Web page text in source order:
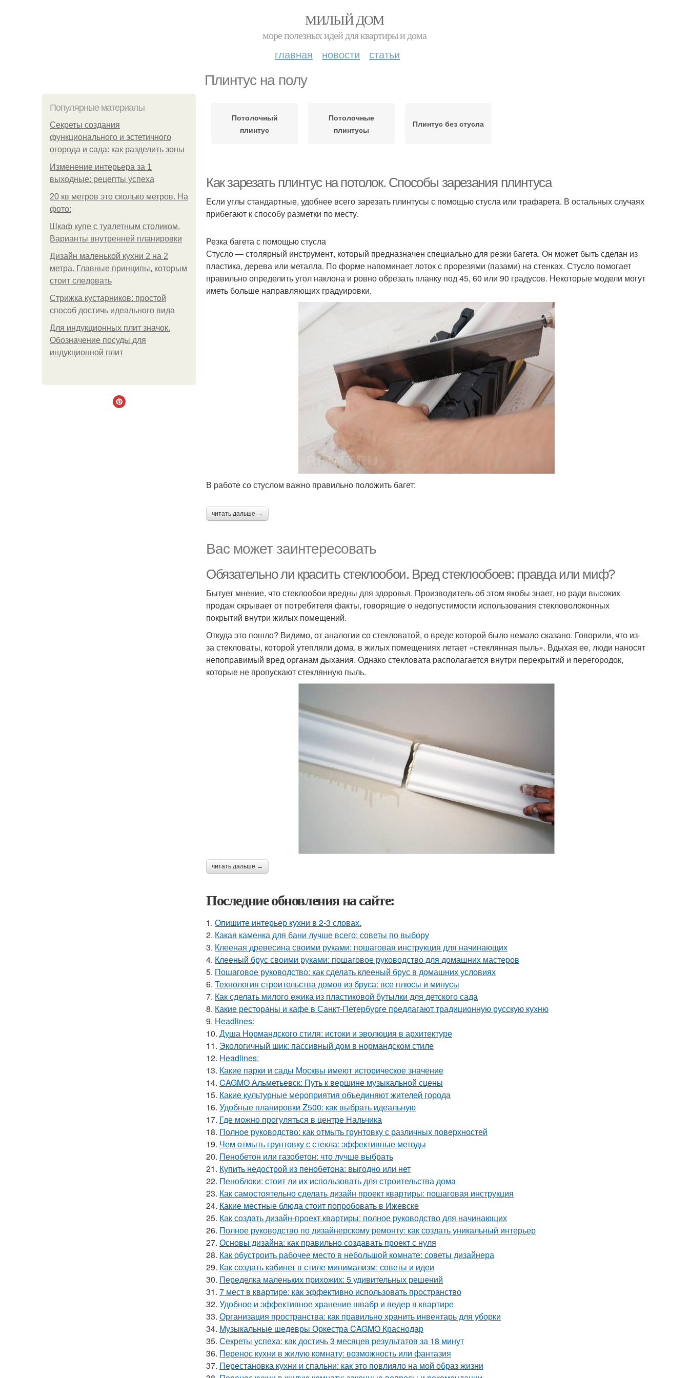
МИЛЫЙ ДОМ
море полезных идей для квартиры и дома
главная новости статьи
Плинтус на полу
Популярные материалы
Секреты создания
функционального и эстетичного
огорода и сада: как разделить зоны
Изменение интерьера за 1
выходные: рецепты успеха
20 кв метров это сколько метров. На
фото:
Шкаф купе с туалетным столиком.
Варианты внутренней планировки
Дизайн маленькой кухни 2 на 2
метра. Главные принципы, которым
стоит следовать
Стрижка кустарников: простой
способ достичь идеального вида
Для индукционных плит значок.
Обозначение посуды для
индукционной плит
Потолочный
плинтус
Потолочные
плинтусы
Плинтус без стусла
Как зарезать плинтус на потолок. Способы зарезания плинтуса
Если углы стандартные, удобнее всего зарезать плинтусы с помощью стусла или трафарета. В остальных случаях
прибегают к способу разметки по месту.
Резка багета с помощью стусла
Стусло — столярный инструмент, который предназначен специально для резки багета. Он может быть сделан из
пластика, дерева или металла. По форме напоминает лоток с прорезями (пазами) на стенках. Стусло помогает
правильно определить угол наклона и ровно обрезать планку под 45, 60 или 90 градусов. Некоторые модели могут
иметь больше направляющих градуировки.
В работе со стуслом важно правильно положить багет:
читать дальше →
Вас может заинтересовать
Обязательно ли красить стеклообои. Вред стеклообоев: правда или миф?
Бытует мнение, что стеклообои вредны для здоровья. Производитель об этом якобы знает, но ради высоких
продаж скрывает от потребителя факты, говорящие о недопустимости использования стекловолоконных
покрытий внутри жилых помещений.
Откуда это пошло? Видимо, от аналогии со стекловатой, о вреде которой было немало сказано. Говорили, что из-
за стекловаты, которой утепляли дома, в жилых помещениях летает «стеклянная пыль». Вдыхая ее, люди наносят
непоправимый вред органам дыхания. Однако стекловата располагается внутри перекрытий и перегородок,
которые не пропускают стеклянную пыль.
читать дальше →
Последние обновления на сайте:
1. Опишите интерьер кухни в 2-3 словах.
2. Какая каменка для бани лучше всего: советы по выбору
3. Клееная древесина своими руками: пошаговая инструкция для начинающих
4. Клееный брус своими руками: пошаговое руководство для домашних мастеров
5. Пошаговое руководство: как сделать клееный брус в домашних условиях
6. Технология строительства домов из бруса: все плюсы и минусы
7. Как сделать милого ежика из пластиковой бутылки для детского сада
8. Какие рестораны и кафе в Санкт-Петербурге предлагают традиционную русскую кухню
9. Headlines:
10. Душа Нормандского стиля: истоки и эволюция в архитектуре
11. Экологичный шик: пассивный дом в нормандском стиле
12. Headlines:
13. Какие парки и сады Москвы имеют историческое значение
14. CAGMO Альметьевск: Путь к вершине музыкальной сцены
15. Какие культурные мероприятия объединяют жителей города
16. Удобные планировки Z500: как выбрать идеальную
17. Где можно прогуляться в центре Нальчика
18. Полное руководство: как отмыть грунтовку с различных поверхностей
19. Чем отмыть грунтовку с стекла: эффективные методы
20. Пенобетон или газобетон: что лучше выбрать
21. Купить недострой из пенобетона: выгодно или нет
22. Пеноблоки: стоит ли их использовать для строительства дома
23. Как самостоятельно сделать дизайн проект квартиры: пошаговая инструкция
24. Какие местные блюда стоит попробовать в Ижевске
25. Как создать дизайн-проект квартиры: полное руководство для начинающих
26. Полное руководство по дизайнерскому ремонту: как создать уникальный интерьер
27. Основы дизайна: как правильно создавать проект с нуля
28. Как обустроить рабочее место в небольшой комнате: советы дизайнера
29. Как создать кабинет в стиле минимализм: советы и идеи
30. Переделка маленьких прихожих: 5 удивительных решений
31. 7 мест в квартире: как эффективно использовать пространство
32. Удобное и эффективное хранение швабр и ведер в квартире
33. Организация пространства: как правильно хранить инвентарь для уборки
34. Музыкальные шедевры Оркестра CAGMO Краснодар
35. Секреты успеха: как достичь 3 месяцев результатов за 18 минут
36. Перенос кухни в жилую комнату: возможность или фантазия
37. Перестановка кухни и спальни: как это повлияло на мой образ жизни